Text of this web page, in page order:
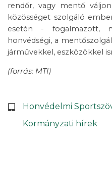
rendőr, vagy mentő
közösséget szolgáló
esetén - fogalmazott,
honvédségi, a
járművekkel, eszközökkel
(forrás: MTI)
Honvédelmi
Kormányzati hírek